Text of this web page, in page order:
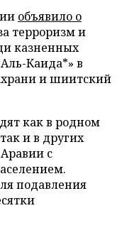
объявило о
терроризм и
казненных
Каида*» в
и шиитский
как в родном
и в других
с
подавления